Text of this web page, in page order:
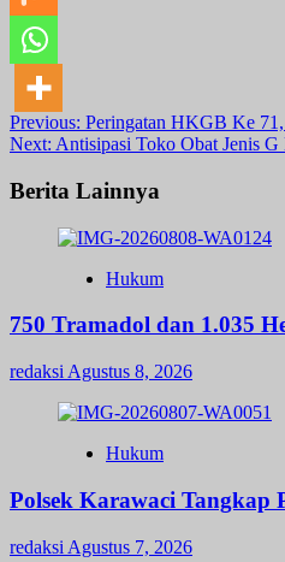
Post
navigation
Previous: Peringatan HKGB Ke 71,
Next: Antisipasi Toko Obat Jenis
Berita Lainnya
Hukum
750 Tramadol dan 1.035
redaksi Agustus 8, 2026
Hukum
Polsek Karawaci Tangkap
redaksi Agustus 7, 2026